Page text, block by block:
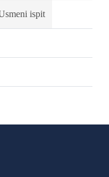
ispit